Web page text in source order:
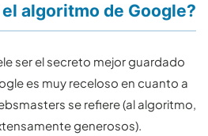
algoritmo de Google?
ser el secreto mejor guardado
es muy receloso en cuanto a
se refiere (al algoritmo,
generosos).